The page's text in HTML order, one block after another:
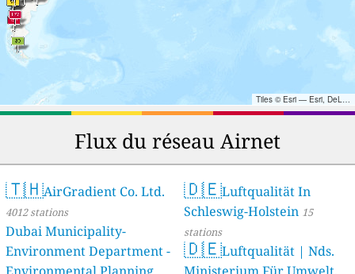
Tiles © Esri — Esri, DeLorme, NAVTEQ, TomTom, Intermap, iPC, USGS, FAO, NPS, NRCAN, GeoBase, Kadaster NL, Ordnance Survey, Esri Japan, METI, Esri China (Hong Kong), and the GIS User Community
Flux du réseau Airnet
🇹🇭AirGradient Co. Ltd.
4012 stations
Dubai Municipality-
Environment Department -
🇩🇪Luftqualität In
Schleswig-Holstein 15
stations
🇩🇪Luftqualität | Nds.